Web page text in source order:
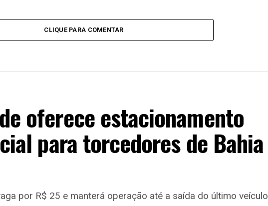
CLIQUE PARA COMENTAR
oferece estacionamento
para torcedores de Bahia
por R$ 25 e manterá operação até a saída do último veículo